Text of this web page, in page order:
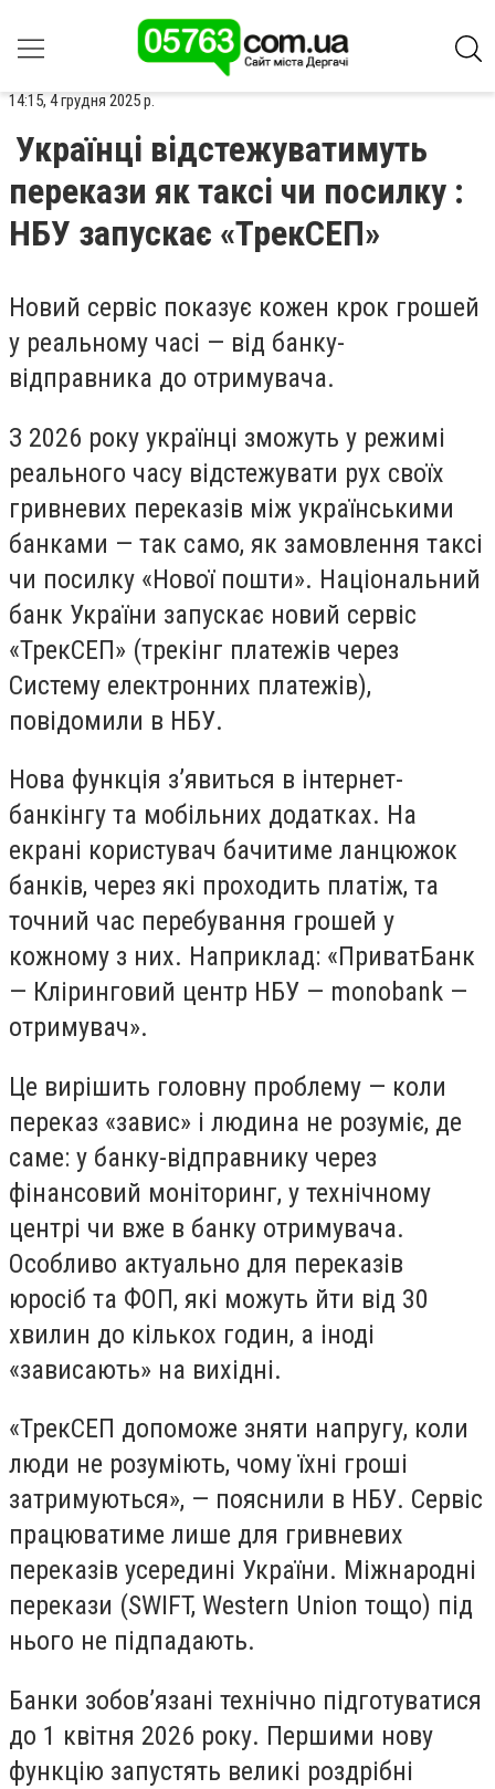
14:15, 4 грудня 2025 р.
Українці відстежуватимуть
перекази як таксі чи посилку :
НБУ запускає «ТрекСЕП»
Новий сервіс показує кожен крок грошей
у реальному часі — від банку-
відправника до отримувача.
З 2026 року українці зможуть у режимі
реального часу відстежувати рух своїх
гривневих переказів між українськими
банками — так само, як замовлення таксі
чи посилку «Нової пошти». Національний
банк України запускає новий сервіс
«ТрекСЕП» (трекінг платежів через
Систему електронних платежів),
повідомили в НБУ.
Нова функція з’явиться в інтернет-
банкінгу та мобільних додатках. На
екрані користувач бачитиме ланцюжок
банків, через які проходить платіж, та
точний час перебування грошей у
кожному з них. Наприклад: «ПриватБанк
— Кліринговий центр НБУ — monobank —
отримувач».
Це вирішить головну проблему — коли
переказ «завис» і людина не розуміє, де
саме: у банку-відправнику через
фінансовий моніторинг, у технічному
центрі чи вже в банку отримувача.
Особливо актуально для переказів
юросіб та ФОП, які можуть йти від 30
хвилин до кількох годин, а іноді
«зависають» на вихідні.
«ТрекСЕП допоможе зняти напругу, коли
люди не розуміють, чому їхні гроші
затримуються», — пояснили в НБУ. Сервіс
працюватиме лише для гривневих
переказів усередині України. Міжнародні
перекази (SWIFT, Western Union тощо) під
нього не підпадають.
Банки зобов’язані технічно підготуватися
до 1 квітня 2026 року. Першими нову
функцію запустять великі роздрібні